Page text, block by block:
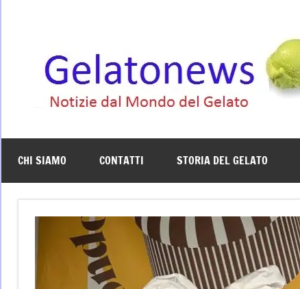
CHI SIAMO CONTATTI STORIA DEL GELATO